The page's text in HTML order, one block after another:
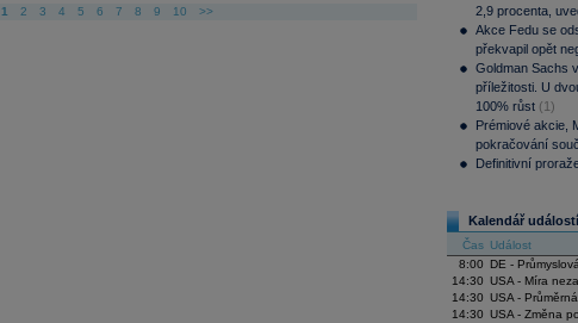
1 2 3 4 5 6 7 8 9 10 >>
2,9 procenta,
Akce Fedu se
překvapil opět
Goldman Sachs
příležitosti. U
100% růst (1)
Prémiové akcie,
pokračování
Definitivní
Kalendář událostí
Čas Událost
8:00
DE -
14:30 USA - Míra
14:30 USA -
14:30 USA - Změna